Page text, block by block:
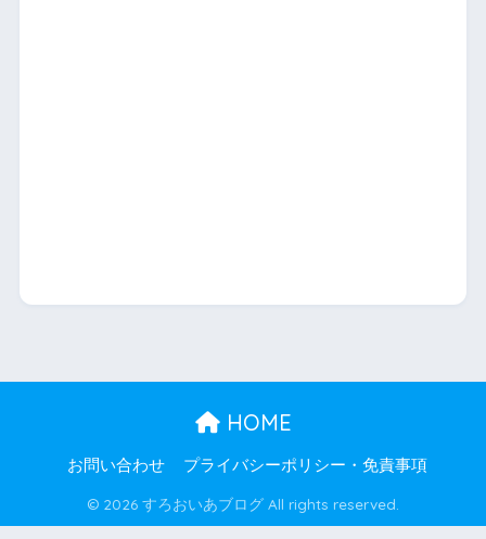
HOME
お問い合わせ プライバシーポリシー・免責事項
© 2026 すろおいあブログ All rights reserved.